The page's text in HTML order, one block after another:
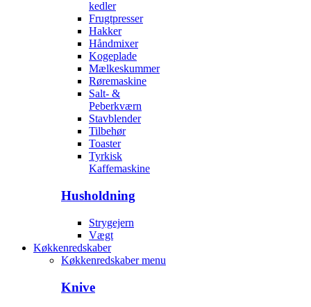
kedler
Frugtpresser
Hakker
Håndmixer
Kogeplade
Mælkeskummer
Røremaskine
Salt- &
Peberkværn
Stavblender
Tilbehør
Toaster
Tyrkisk
Kaffemaskine
Husholdning
Strygejern
Vægt
Køkkenredskaber
Køkkenredskaber menu
Knive